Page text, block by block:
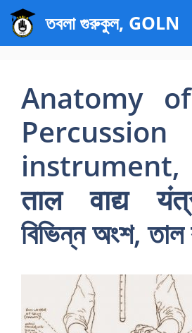
এড়িেয়
লেখায়
যান
তবলা গুরুকুল, GOLN
Anatomy
Percussion
ताल वाद्य
বিভিন্ন অংশ, তাল